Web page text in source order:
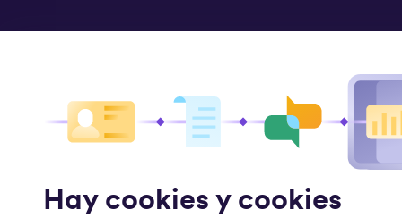
Hay cookies y cookies